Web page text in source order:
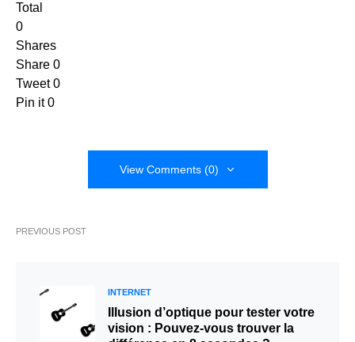
Total
0
Shares
Share 0
Tweet 0
Pin it 0
View Comments (0)
PREVIOUS POST
INTERNET
Illusion d’optique pour tester votre
vision : Pouvez-vous trouver la